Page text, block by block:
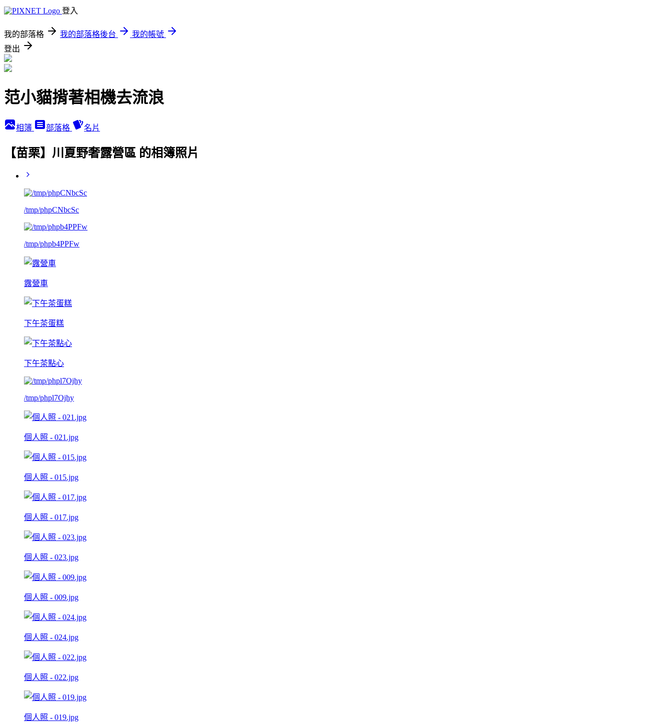
登入
我的部落格 我的部落格後台
我的帳號
登出
范小貓揹著相機去流浪
相簿 部落格 名片
【苗栗】川夏野奢露營區 的相簿照片
/tmp/phpCNbcSc
/tmp/phpb4PPFw
露營車
下午茶蛋糕
下午茶點心
/tmp/phpl7Ojhy
個人照 - 021.jpg
個人照 - 015.jpg
個人照 - 017.jpg
個人照 - 023.jpg
個人照 - 009.jpg
個人照 - 024.jpg
個人照 - 022.jpg
個人照 - 019.jpg